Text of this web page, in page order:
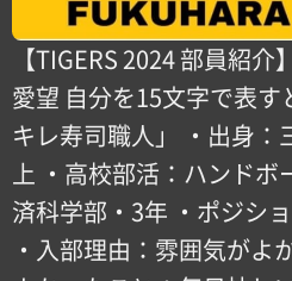
【TIGERS 2024 部員紹介
愛望 自分を15文字で表
キレ寿司職人」 ・出身：
上 ・高校部活：ハンド
済科学部・3年 ・ポジシ
・入部理由：雰囲気がよ